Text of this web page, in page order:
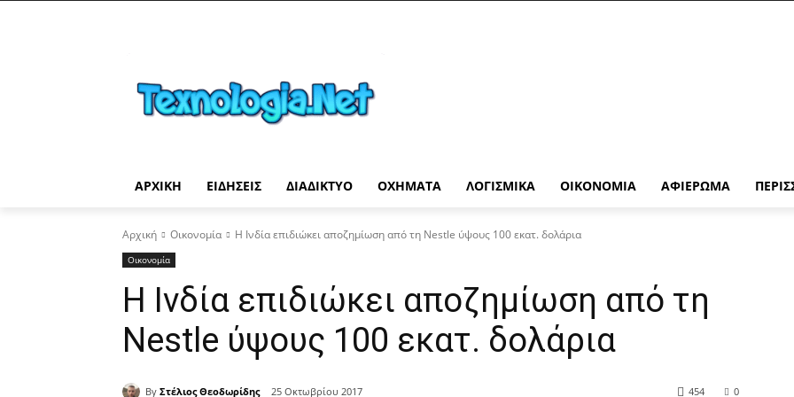
ΑΡΧΙΚΉ ΕΙΔΉΣΕΙΣ ΔΙΑΔΊΚΤΥΟ ΟΧΉΜΑΤΑ ΛΟΓΙΣΜΙΚΆ ΟΙΚΟΝΟΜΊΑ ΑΦΙΈΡΩΜΑ
Αρχική Οικονομία Η Ινδία επιδιώκει αποζημίωση από τη Nestle ύψους 100 εκατ. δολάρια
Οικονομία
Η Ινδία επιδιώκει αποζημίωση από τη
Nestle ύψους 100 εκατ. δολάρια
By Στέλιος Θεοδωρίδης 25 Οκτωβρίου 2017 0
454